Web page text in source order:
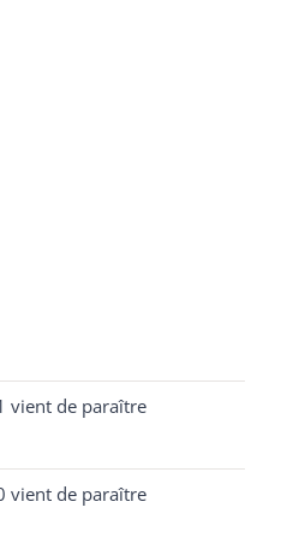
vient de paraître
vient de paraître